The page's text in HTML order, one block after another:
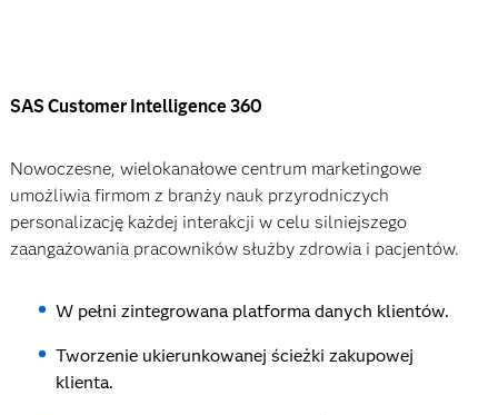
SAS Customer Intelligence 360
Nowoczesne, wielokanałowe centrum marketingowe
umożliwia firmom z branży nauk przyrodniczych
personalizację każdej interakcji w celu silniejszego
zaangażowania pracowników służby zdrowia i pacjentów.
W pełni zintegrowana platforma danych klientów.
Tworzenie ukierunkowanej ścieżki zakupowej
klienta.